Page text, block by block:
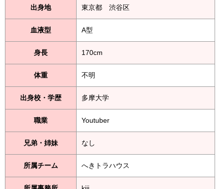
出身地 東京都 渋谷区
血液型 A型
身長 170cm
体重 不明
出身校・学歴 多摩大学
職業 Youtuber
兄弟・姉妹 なし
所属チーム へきトラハウス